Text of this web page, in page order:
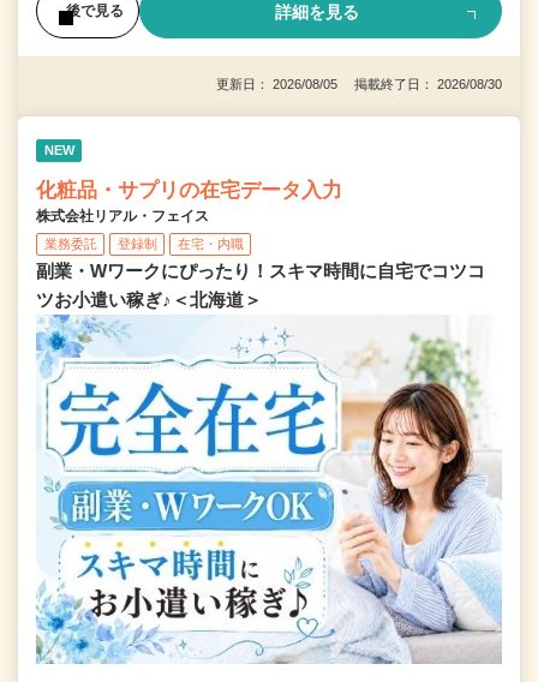
後で見る 詳細を見る
更新日： 2026/08/05 掲載終了日： 2026/08/30
NEW
化粧品・サプリの在宅データ入力
株式会社リアル・フェイス
業務委託 登録制 在宅・内職
副業・Wワークにぴったり！スキマ時間に自宅でコツコ
ツお小遣い稼ぎ♪＜北海道＞